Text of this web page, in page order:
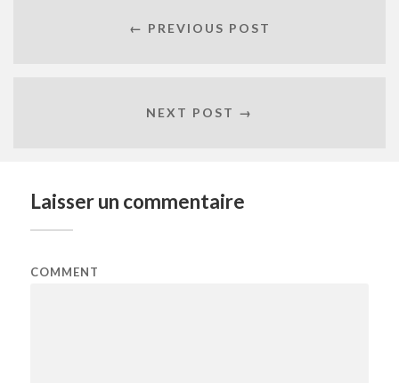
← PREVIOUS POST
NEXT POST →
Laisser un commentaire
COMMENT